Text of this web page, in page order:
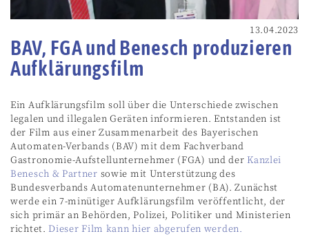
13.04.2023
BAV, FGA und Benesch produzieren
Aufklärungsfilm
Ein Aufklärungsfilm soll über die Unterschiede zwischen
legalen und illegalen Geräten informieren. Entstanden ist
der Film aus einer Zusammenarbeit des Bayerischen
Automaten-Verbands (BAV) mit dem Fachverband
Gastronomie-Aufstellunternehmer (FGA) und der Kanzlei
Benesch & Partner sowie mit Unterstützung des
Bundesverbands Automatenunternehmer (BA). Zunächst
werde ein 7-minütiger Aufklärungsfilm veröffentlicht, der
sich primär an Behörden, Polizei, Politiker und Ministerien
richtet. Dieser Film kann hier abgerufen werden.